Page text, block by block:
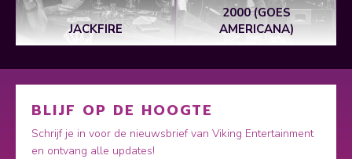
JACKFIRE
2000 (GOES
AMERICANA)
BLIJF OP DE HOOGTE
Schrijf je in voor de nieuwsbrief van Viking Entertainment
en ontvang alle updates!